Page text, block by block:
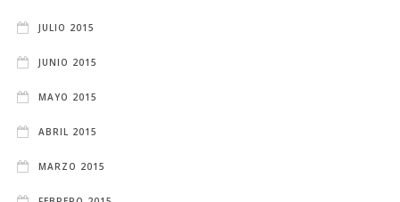
JULIO 2015
JUNIO 2015
MAYO 2015
ABRIL 2015
MARZO 2015